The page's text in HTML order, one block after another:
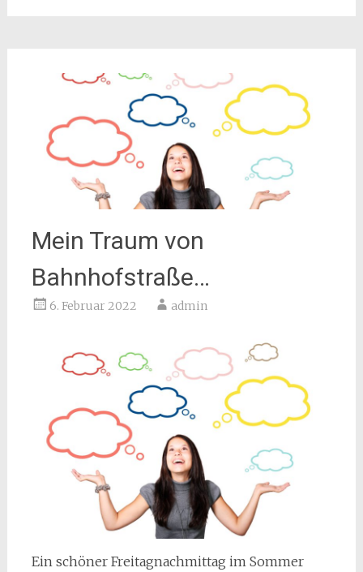
Mein Traum von
Bahnhofstraße…
6. Februar 2022 admin
Ein schöner Freitagnachmittag im Sommer